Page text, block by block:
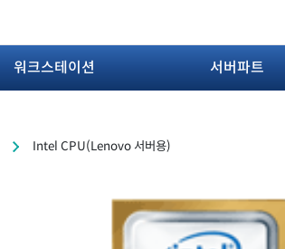
워크스테이션 서버파트
Intel CPU(Lenovo 서버용)